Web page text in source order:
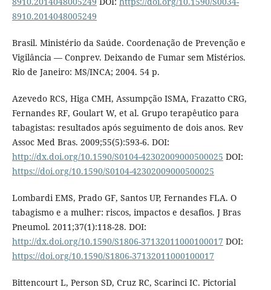
8910.2014048005249
Brasil. Ministério da Saúde. Coordenação de Prevenção e
Vigilância — Conprev. Deixando de Fumar sem Mistérios.
Rio de Janeiro: MS/INCA; 2004. 54 p.
Azevedo RCS, Higa CMH, Assumpção ISMA, Frazatto CRG,
Fernandes RF, Goulart W, et al. Grupo terapêutico para
tabagistas: resultados após seguimento de dois anos. Rev
Assoc Med Bras. 2009;55(5):593-6. DOI:
http://dx.doi.org/10.1590/S0104-42302009000500025 DOI:
https://doi.org/10.1590/S0104-42302009000500025
Lombardi EMS, Prado GF, Santos UP, Fernandes FLA. O
tabagismo e a mulher: riscos, impactos e desafios. J Bras
Pneumol. 2011;37(1):118-28. DOI:
http://dx.doi.org/10.1590/S1806-37132011000100017 DOI:
https://doi.org/10.1590/S1806-37132011000100017
Bittencourt L, Person SD, Cruz RC, Scarinci IC. Pictorial